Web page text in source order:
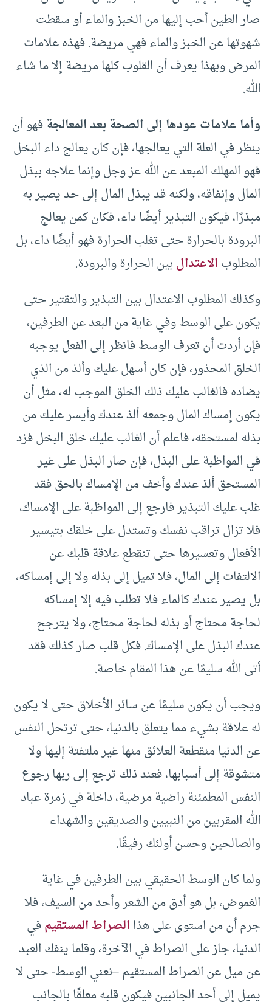
صار الطين أحب إليها من الخبز والماء أو سقطت
شهوتها عن الخبز والماء فهي مريضة. فهذه علامات
المرض وبهذا يعرف أن القلوب كلها مريضة إلا ما شاء
الله.
وأما علامات عودها إلى الصحة بعد المعالجةفهو أن
ينظر في العلة التي يعالجها، فإن كان يعالج داء البخل
فهو المهلك المبعد عن الله عز وجل وإنما علاجه ببذل
المال وإنفاقه، ولكنه قد يبذل المال إلى حد يصير به
مبذرًا، فيكون التبذير أيضًا داء، فكان كمن يعالج
البرودة بالحرارة حتى تغلب الحرارة فهو أيضًا داء، بل
المطلوبالاعتدالبين الحرارة والبرودة.
وكذلك المطلوب الاعتدال بين التبذير والتقتير حتى
يكون على الوسط وفي غاية من البعد عن الطرفين،
فإن أردت أن تعرف الوسط فانظر إلى الفعل يوجبه
الخلق المحذور، فإن كان أسهل عليك وألذ من الذي
يضاده فالغالب عليك ذلك الخلق الموجب له، مثل أن
يكون إمساك المال وجمعه ألذ عندك وأيسر عليك من
بذله لمستحقه، فاعلم أن الغالب عليك خلق البخل فزد
في المواظبة على البذل، فإن صار البذل على غير
المستحق ألذ عندك وأخف من الإمساك بالحق فقد
غلب عليك التبذير فارجع إلى المواظبة على الإمساك،
فلا تزال تراقب نفسك وتستدل على خلقك بتيسير
الأفعال وتعسيرها حتى تنقطع علاقة قلبك عن
الالتفات إلى المال، فلا تميل إلى بذله ولا إلى إمساكه،
بل يصير عندك كالماء فلا تطلب فيه إلا إمساكه
لحاجة محتاج أو بذله لحاجة محتاج، ولا يترجح
عندك البذل على الإمساك. فكل قلب صار كذلك فقد
أتى الله سليمًا عن هذا المقام خاصة.
ويجب أن يكون سليمًا عن سائر الأخلاق حتى لا يكون
له علاقة بشيء مما يتعلق بالدنيا، حتى ترتحل النفس
عن الدنيا منقطعة العلائق منها غير ملتفتة إليها ولا
متشوقة إلى أسبابها، فعند ذلك ترجع إلى ربها رجوع
النفس المطمئنة راضية مرضية، داخلة في زمرة عباد
الله المقربين من النبيين والصديقين والشهداء
والصالحين وحسن أولئك رفيقًا.
ولما كان الوسط الحقيقي بين الطرفين في غاية
الغموض، بل هو أدق من الشعر وأحد من السيف، فلا
جرم أن من استوى على هذاالصراط المستقيمفي
الدنيا، جاز على الصراط في الآخرة، وقلما ينفك العبد
عن ميل عن الصراط المستقيم –نعني الوسط- حتى لا
يميل إلى أحد الجانبين فيكون قلبه معلقًا بالجانب